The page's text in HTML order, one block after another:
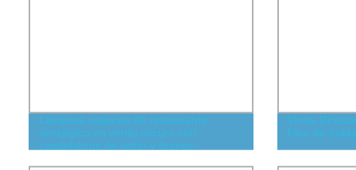
Lámpara colgante de restaurante
nostálgico en verde oscuro con
candelabros de vidrio y bronce
Venta
Flux de